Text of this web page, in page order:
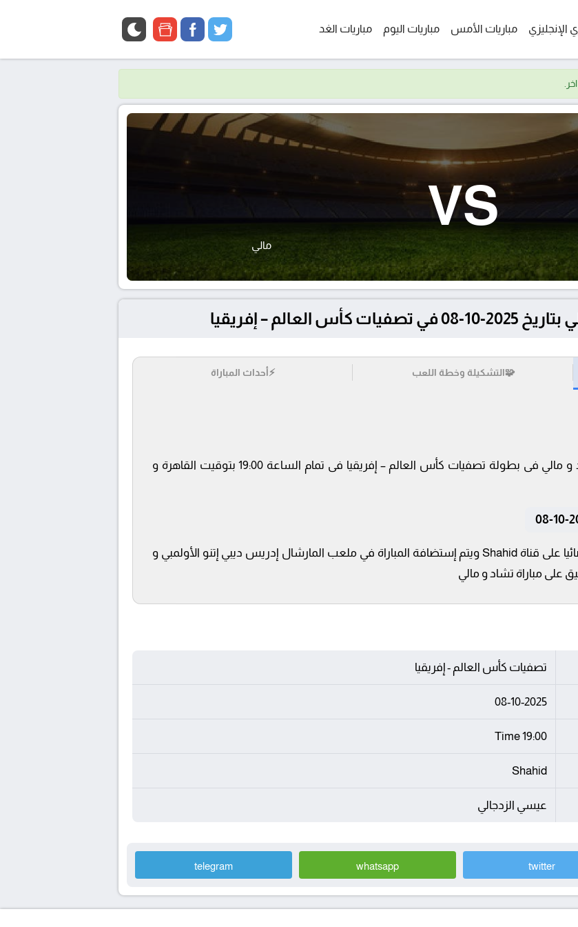
الإنجليزي مباريات الأمس مباريات اليوم مباريات الغد twitter
facebook
google
VS
مالي
– إفريقيا
🧩التشكيلة وخطة اللعب ⚡أحداث المباراة
يلتقى اليوم 2025-10-08 كلا من نادى تشاد و مالي فى بطولة تصفيات كأس العالم – إفريقيا فى تمام الساعة 19:00 بتوقيت القاهرة و
تنقل أحداث المباراة في الوطن العربي فضائيا على قناة Shahid ويتم إستضافة المباراة في ملعب المارشال إدريس ديبي إتنو الأولمبي و
على مباراة تشاد و مالي
تصفيات كأس العالم - إفريقيا
08-10-2025
19:00 Time
Shahid
عيسي الزدجالي
twitter
whatsapp
telegram